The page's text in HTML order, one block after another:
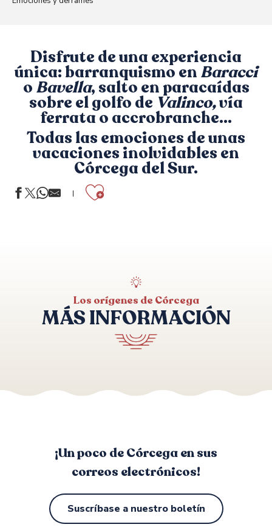
Disfrute de una experiencia
única:barranquismo en Baracci
o Bavella, salto en paracaídas
sobre el golfo de Valinco,vía
ferratao accrobranche…
Todas las emociones de unas
vacaciones inolvidables en
Córcega del Sur.
Ajouter aux
ECOLE DE PARACHUTISME DU VALINCO
CORS'AIR AVENTURE
ABC ROBERTO CANYONLos orígenes de Córcega
MÁS INFORMACIÓN
¡Un poco de Córcega en sus
correos electrónicos!
Suscríbase a nuestro boletín